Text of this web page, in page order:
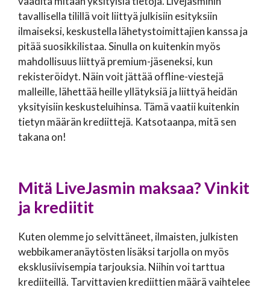
tavallisella tilillä voit liittyä julkisiin esityksiin
ilmaiseksi, keskustella lähetystoimittajien kanssa ja
pitää suosikkilistaa. Sinulla on kuitenkin myös
mahdollisuus liittyä premium-jäseneksi, kun
rekisteröidyt. Näin voit jättää offline-viestejä
malleille, lähettää heille yllätyksiä ja liittyä heidän
yksityisiin keskusteluihinsa. Tämä vaatii kuitenkin
tietyn määrän krediittejä. Katsotaanpa, mitä sen
takana on!
Mitä LiveJasmin maksaa? Vinkit
ja krediitit
Kuten olemme jo selvittäneet, ilmaisten, julkisten
webbikameranäytösten lisäksi tarjolla on myös
eksklusiivisempia tarjouksia. Niihin voi tarttua
krediiteillä. Tarvittavien krediittien määrä vaihtelee